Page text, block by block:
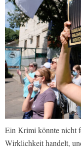
Ein Krimi könnte nicht
Wirklichkeit handelt,